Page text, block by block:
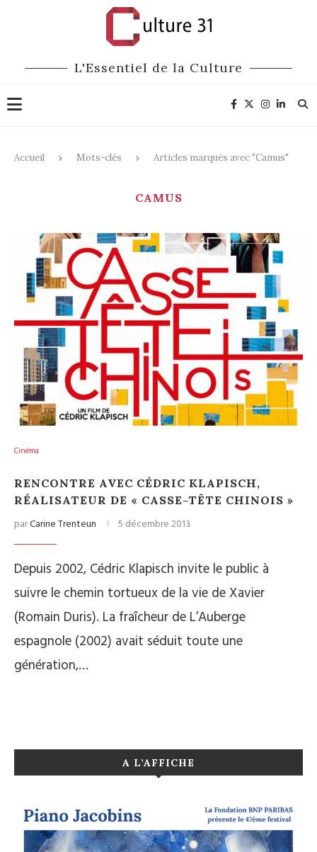
L'Essentiel de la Culture
Accueil Mots-clés Articles marqués avec "Camus"
CAMUS
Cinéma
RENCONTRE AVEC CÉDRIC KLAPISCH,
RÉALISATEUR DE « CASSE-TÊTE CHINOIS »
parCarine Trenteun 5 décembre 2013
Depuis 2002, Cédric Klapisch invite le public à
suivre le chemin tortueux de la vie de Xavier
(Romain Duris). La fraîcheur de L’Auberge
espagnole (2002) avait séduit toute une
génération,…
A L’AFFICHE